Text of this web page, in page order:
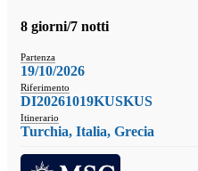
8 giorni/7 notti
Partenza
19/10/2026
Riferimento
DI20261019KUSKUS
Itinerario
Turchia, Italia, Grecia